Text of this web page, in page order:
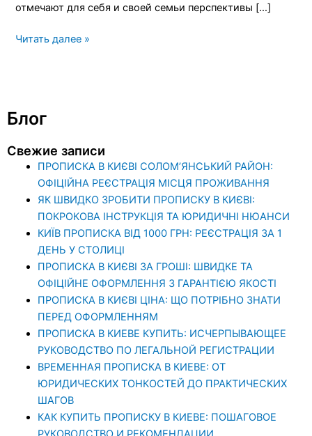
отмечают для себя и своей семьи перспективы […]
Читать далее »
Блог
Свежие записи
ПРОПИСКА В КИЄВІ СОЛОМ’ЯНСЬКИЙ РАЙОН:
ОФІЦІЙНА РЕЄСТРАЦІЯ МІСЦЯ ПРОЖИВАННЯ
ЯК ШВИДКО ЗРОБИТИ ПРОПИСКУ В КИЄВІ:
ПОКРОКОВА ІНСТРУКЦІЯ ТА ЮРИДИЧНІ НЮАНСИ
КИЇВ ПРОПИСКА ВІД 1000 ГРН: РЕЄСТРАЦІЯ ЗА 1
ДЕНЬ У СТОЛИЦІ
ПРОПИСКА В КИЄВІ ЗА ГРОШІ: ШВИДКЕ ТА
ОФІЦІЙНЕ ОФОРМЛЕННЯ З ГАРАНТІЄЮ ЯКОСТІ
ПРОПИСКА В КИЄВІ ЦІНА: ЩО ПОТРІБНО ЗНАТИ
ПЕРЕД ОФОРМЛЕННЯМ
ПРОПИСКА В КИЕВЕ КУПИТЬ: ИСЧЕРПЫВАЮЩЕЕ
РУКОВОДСТВО ПО ЛЕГАЛЬНОЙ РЕГИСТРАЦИИ
ВРЕМЕННАЯ ПРОПИСКА В КИЕВЕ: ОТ
ЮРИДИЧЕСКИХ ТОНКОСТЕЙ ДО ПРАКТИЧЕСКИХ
ШАГОВ
КАК КУПИТЬ ПРОПИСКУ В КИЕВЕ: ПОШАГОВОЕ